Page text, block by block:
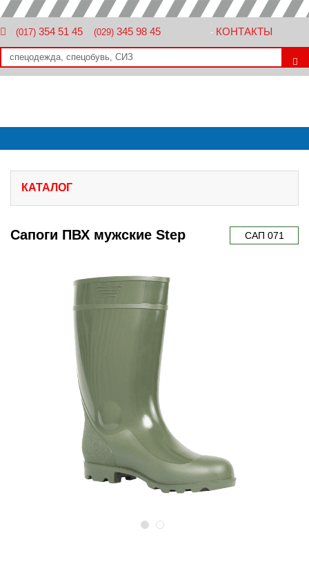
(017) 354 51 45 (029) 345 98 45 - КОНТАКТЫ
КАТАЛОГ
Сапоги ПВХ мужские Step САП 071
Предыдущий